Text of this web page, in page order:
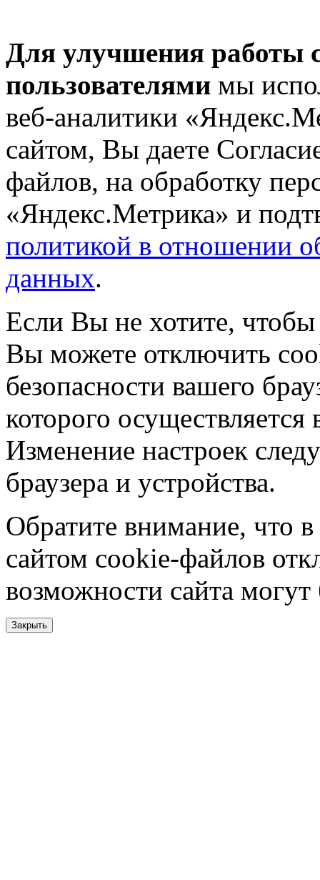
Для улучшения работы
пользователями мы
веб-аналитики
сайтом, Вы даете
файлов, на обработку
«Яндекс.Метрика» и
политикой в отношении
данных.
Если Вы не хотите,
Вы можете отключить
безопасности вашего
которого
Изменение настроек
браузера и устройства.
Обратите внимание, что в
сайтом cookie-файлов
возможности сайта
Закрыть